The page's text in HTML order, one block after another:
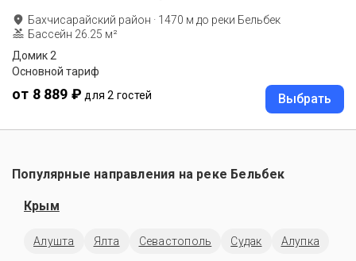
Бахчисарайский район · 1470 м до реки Бельбек
Бассейн 26.25 м²
Домик 2
Основной тариф
от 8 889 ₽ для 2 гостей Выбрать
Популярные направления на реке Бельбек
Крым
Алушта Ялта Севастополь Судак Алупка